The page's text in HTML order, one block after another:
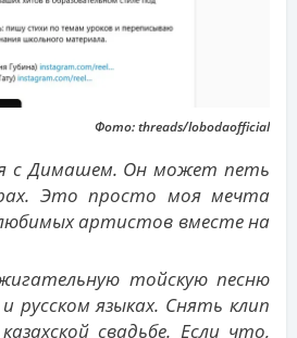
Фото: threads/lobodaofficial
с Димашем. Он может петь
Это просто моя мечта
артистов вместе на
тойскую песню
русском языках. Снять клип
свадьбе. Если что,